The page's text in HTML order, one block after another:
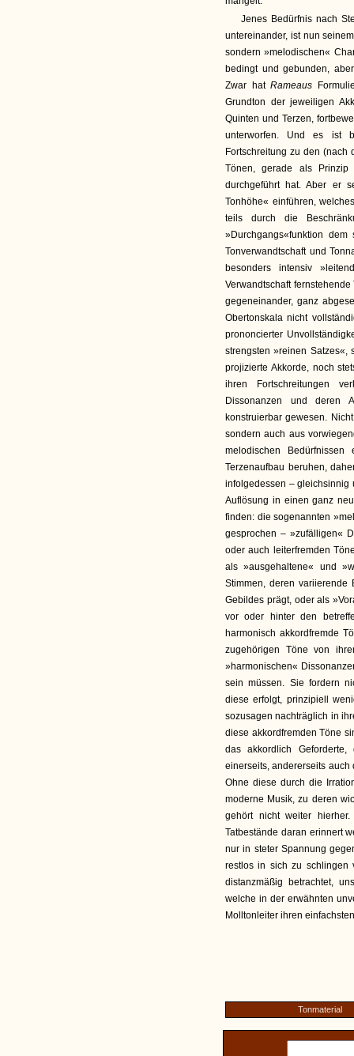
Jenes Bedürfnis nach
untereinander, ist nun
sondern »melodischen«
bedingt und gebunden,
Zwar hatRameaus
Grundton der jeweiligen
Quinten und Terzen,
unterworfen. Und es ist
Fortschreitung zu den (nach
Tönen, gerade als Prinzip
durchgeführt hat. Aber er
Tonhöhe« einführen,
teils durch die
»Durchgangs«funktion
Tonverwandtschaft und
besonders intensiv
Verwandtschaft
gegeneinander, ganz
Obertonskala nicht
prononcierter
strengsten »reinen Satzes«,
projizierte Akkorde, noch
ihren Fortschreitungen
Dissonanzen und deren
konstruierbar gewesen.
sondern auch aus
melodischen
Terzenaufbau beruhen,
infolgedessen – gleichsinnig
Auflösung in einen ganz
finden: die sogenannten
gesprochen – »zufälligen«
oder auch leiterfremden
als »ausgehaltene« und
Stimmen, deren
Gebildes prägt, oder als
vor oder hinter den
harmonisch akkordfremde
zugehörigen Töne von
»harmonischen«
sein müssen. Sie fordern
diese erfolgt, prinzipiell
sozusagen nachträglich in
diese akkordfremden Töne
das akkordlich
einerseits, andererseits auch
Ohne diese durch die
moderne Musik, zu deren
gehört nicht weiter
Tatbestände daran erinnert
nur in steter Spannung
restlos in sich zu schlingen
distanzmäßig betrachtet,
welche in der erwähnten
Molltonleiter ihren
Tonmaterial